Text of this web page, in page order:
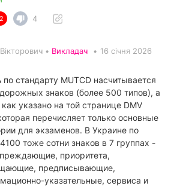
4
• Викладач • 16 січня 2026
стандарту MUTCD насчитывается
знаков (более 500 типов), а
указано на той странице DMV
перечисляет только основные
для экзаменов. В Украине по
тоже сотни знаков в 7 группах -
приоритета,
предписывающие,
указательные, сервиса и